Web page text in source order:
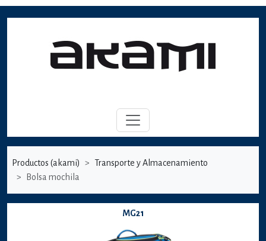
Productos (akami)
Transporte y Almacenamiento
Bolsa mochila
MG21